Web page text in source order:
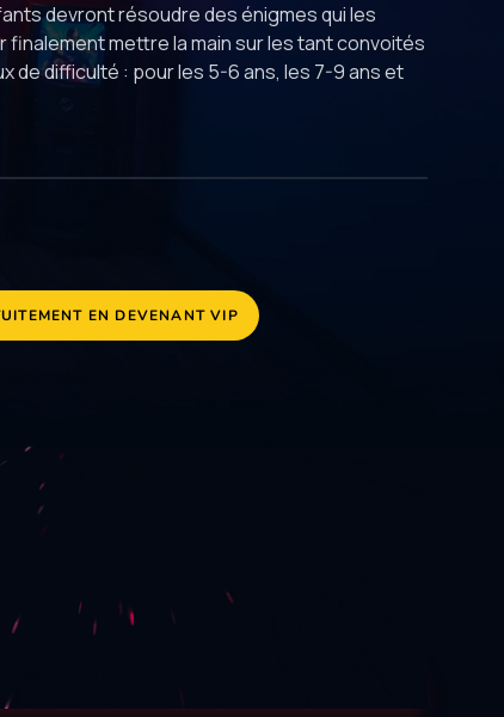
devront résoudre des énigmes qui les
mettre la main sur les tant convoités
difficulté : pour les 5-6 ans, les 7-9 ans et
EN DEVENANT VIP